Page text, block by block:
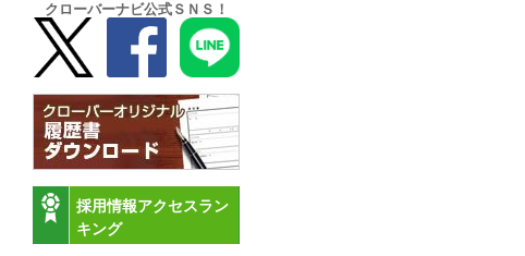
クローバーナビ公式ＳＮＳ！
採用情報アクセスラン
キング